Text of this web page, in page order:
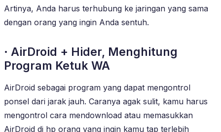
Artinya, Anda harus terhubung ke jaringan yang sama
dengan orang yang ingin Anda sentuh.
· AirDroid + Hider, Menghitung
Program Ketuk WA
AirDroid sebagai program yang dapat mengontrol
ponsel dari jarak jauh. Caranya agak sulit, kamu harus
mengontrol cara mendownload atau memasukkan
AirDroid di hp orang yang ingin kamu tap terlebih